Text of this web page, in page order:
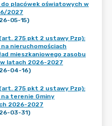
do placówek oświatowych w
2027
05-15)
275 pkt 2 ustawy Pzp):
nieruchomościach
mieszkaniowego zasobu
latach 2026-2027
04-16)
275 pkt 2 ustawy Pzp):
terenie Gminy
2026-2027
03-31)